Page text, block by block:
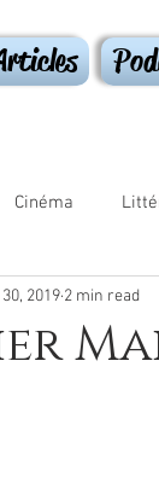
Cinéma
2019 2 min read